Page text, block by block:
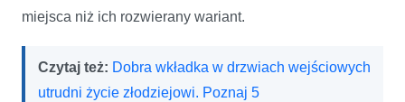
miejsca niż ich rozwierany wariant.
Czytaj też: Dobra wkładka w drzwiach wejściowych
utrudni życie złodziejowi. Poznaj 5